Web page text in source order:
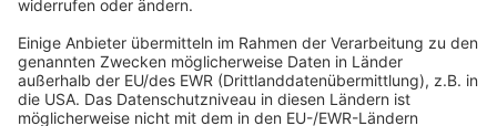
Folgen Sie uns